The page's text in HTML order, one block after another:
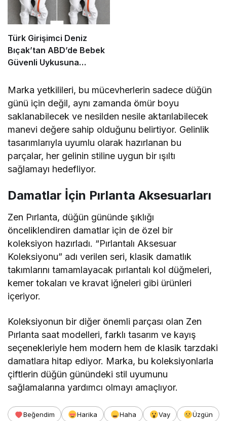
Türk Girişimci Deniz
Bıçak’tan ABD’de Bebek
Güvenli Uykusuna
Marka yetkilileri, bu mücevherlerin sadece düğün
günü için değil, aynı zamanda ömür boyu
saklanabilecek ve nesilden nesile aktarılabilecek
manevi değere sahip olduğunu belirtiyor. Gelinlik
tasarımlarıyla uyumlu olarak hazırlanan bu
parçalar, her gelinin stiline uygun bir ışıltı
sağlamayı hedefliyor.
Damatlar İçin Pırlanta Aksesuarları
Zen Pırlanta, düğün gününde şıklığı
önceliklendiren damatlar için de özel bir
koleksiyon hazırladı. “Pırlantalı Aksesuar
Koleksiyonu” adı verilen seri, klasik damatlık
takımlarını tamamlayacak pırlantalı kol düğmeleri,
kemer tokaları ve kravat iğneleri gibi ürünleri
içeriyor.
Koleksiyonun bir diğer önemli parçası olan Zen
Pırlanta saat modelleri, farklı tasarım ve kayış
seçenekleriyle hem modern hem de klasik tarzdaki
damatlara hitap ediyor. Marka, bu koleksiyonlarla
çiftlerin düğün günündeki stil uyumunu
sağlamalarına yardımcı olmayı amaçlıyor.
Beğendim Harika Haha Vay
Üzgün